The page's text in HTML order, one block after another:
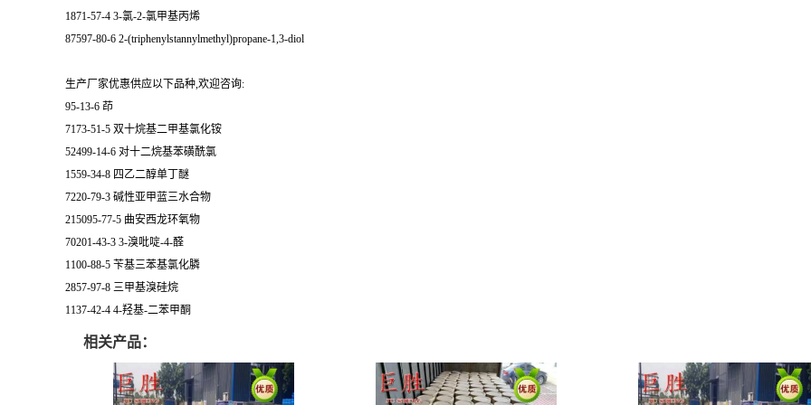
1871-57-4 3-氯-2-氯甲基丙烯
87597-80-6 2-(triphenylstannylmethyl)propane-1,3-diol
生产厂家优惠供应以下品种,欢迎咨询:
95-13-6 茚
7173-51-5 双十烷基二甲基氯化铵
52499-14-6 对十二烷基苯磺酰氯
1559-34-8 四乙二醇单丁醚
7220-79-3 碱性亚甲蓝三水合物
215095-77-5 曲安西龙环氧物
70201-43-3 3-溴吡啶-4-醛
1100-88-5 苄基三苯基氯化膦
2857-97-8 三甲基溴硅烷
1137-42-4 4-羟基-二苯甲酮
相关产品：